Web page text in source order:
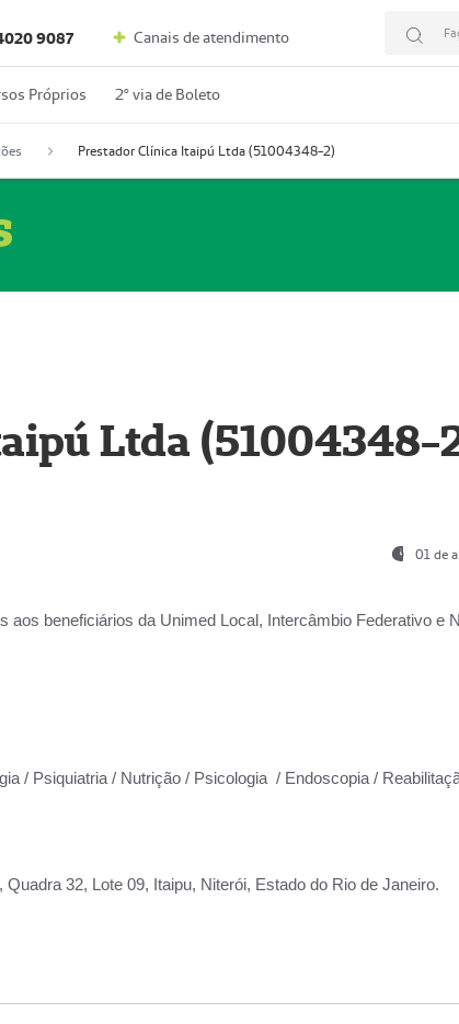
9087 Canais de atendimento
Próprios 2º via de Boleto
Prestador Clínica Itaipú Ltda (51004348-2)
Ltda (51004348-
01 de
aos beneficiários da Unimed Local, Intercâmbio Federativo e
/ Psiquiatria / Nutrição / Psicologia / Endoscopia /
32, Lote 09, Itaipu, Niterói, Estado do Rio de Janeiro.